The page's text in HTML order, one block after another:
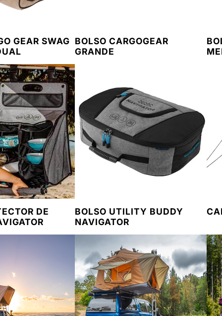
GEAR SWAG BOLSO CARGOGEAR
GRANDE
DE
BOLSO UTILITY BUDDY
NAVIGATOR